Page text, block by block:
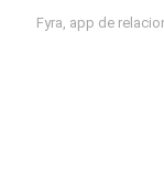
Fyra, app de